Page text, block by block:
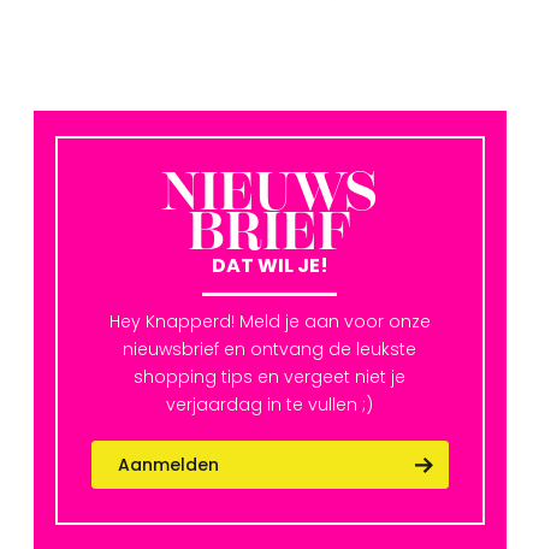
NIEUWS
BRIEF
DAT WIL JE!
Hey Knapperd! Meld je aan voor onze
nieuwsbrief en ontvang de leukste
shopping tips en vergeet niet je
verjaardag in te vullen ;)
Aanmelden